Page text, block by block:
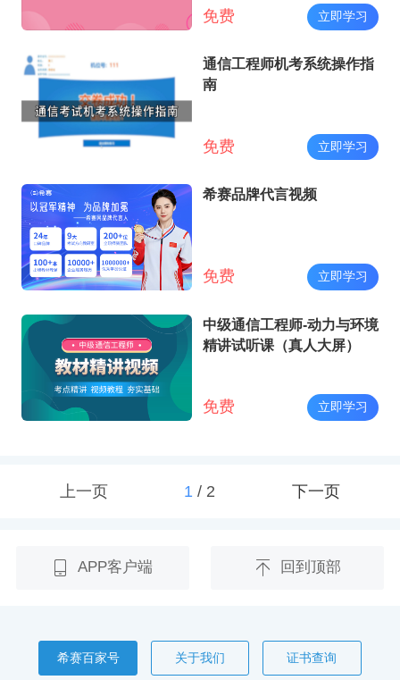
免费 立即学习
通信工程师机考系统操作指
南
免费 立即学习
希赛品牌代言视频
免费 立即学习
中级通信工程师-动力与环境
精讲试听课（真人大屏）
免费 立即学习
上一页 1/ 2 下一页
APP客户端 回到顶部
希赛百家号 关于我们 证书查询